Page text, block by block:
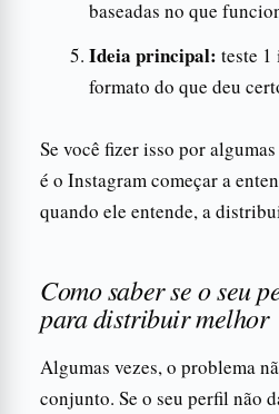
baseadas no que
Ideia principal: teste 1
formato do que deu
Se você fizer isso por
é o Instagram começar a
quando ele entende, a
Como saber se o seu
para distribuir melhor
Algumas vezes, o problema
conjunto. Se o seu perfil não